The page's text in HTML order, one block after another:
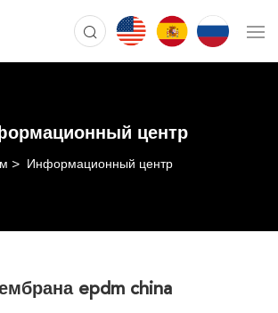
центр
Информационный центр
epdm china